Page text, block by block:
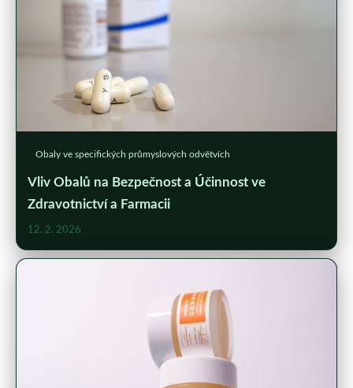
Obaly ve specifických průmyslových odvětvích
Vliv Obalů na Bezpečnost a Účinnost ve
Zdravotnictví a Farmacii
12. 2. 2026